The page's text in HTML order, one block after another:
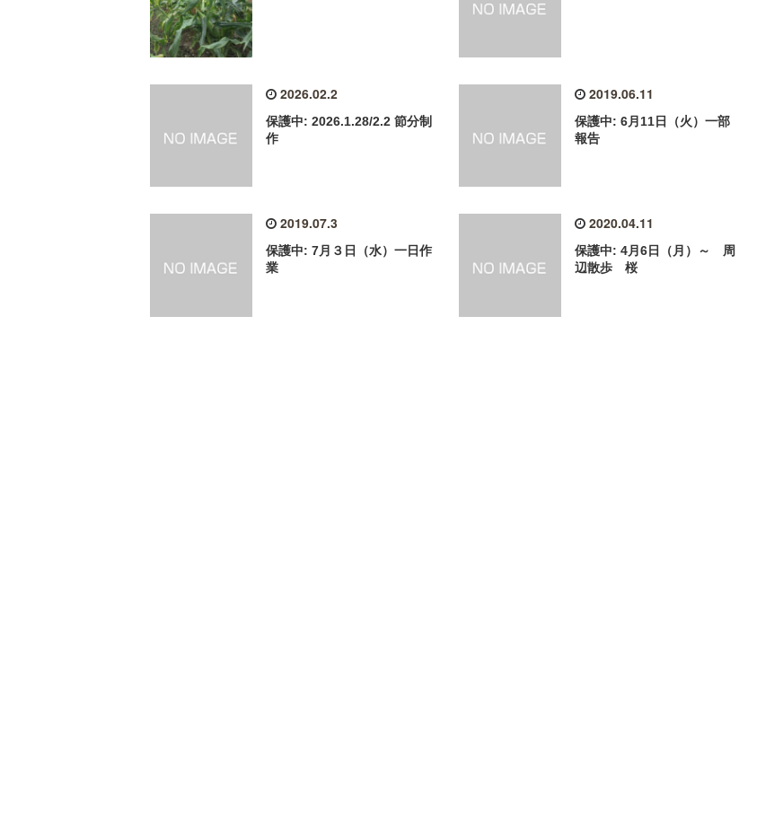
2026.02.2
保護中: 2026.1.28/2.2 節分制
作
2019.06.11
保護中: 6月11日（火）一部
報告
2019.07.3
保護中: 7月３日（水）一日作
業
2020.04.11
保護中: 4月6日（月）～ 周
辺散歩 桜